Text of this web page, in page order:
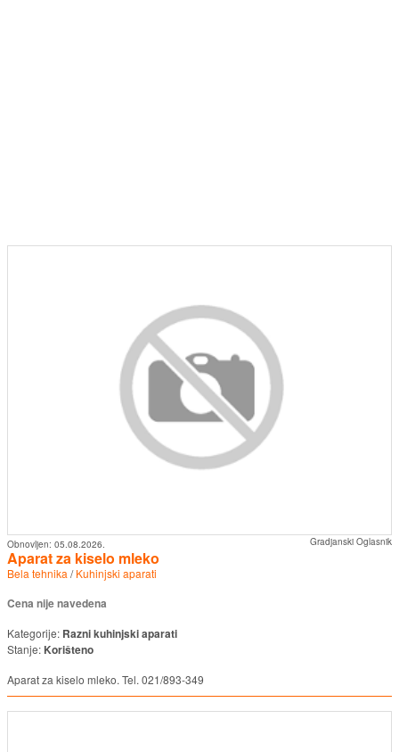
Gradjanski Oglasnik
Obnovljen: 05.08.2026.
Aparat za kiselo mleko
Bela tehnika /Kuhinjski aparati
Cena nije navedena
Kategorije: Razni kuhinjski aparati
Stanje: Korišteno
Aparat za kiselo mleko. Tel. 021/893-349